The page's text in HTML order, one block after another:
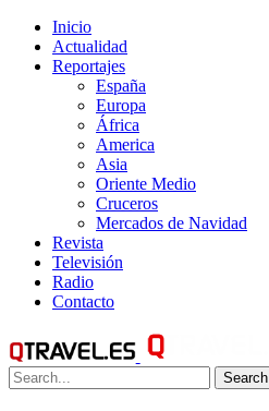
Inicio
Actualidad
Reportajes
España
Europa
África
America
Asia
Oriente Medio
Cruceros
Mercados de Navidad
Revista
Televisión
Radio
Contacto
Search